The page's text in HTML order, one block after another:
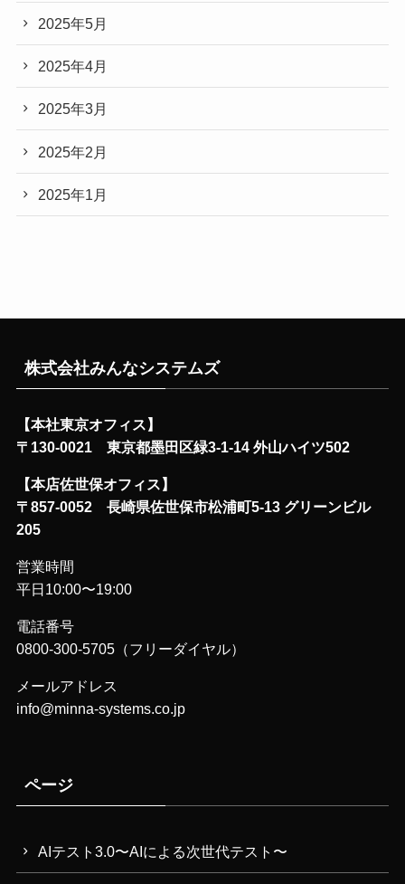
2025年5月
2025年4月
2025年3月
2025年2月
2025年1月
株式会社みんなシステムズ
【本社東京オフィス】
〒130-0021 東京都墨田区緑3-1-14 外山ハイツ502
【本店佐世保オフィス】
〒857-0052 長崎県佐世保市松浦町5-13 グリーンビル
205
営業時間
平日10:00〜19:00
電話番号
0800-300-5705（フリーダイヤル）
メールアドレス
info@minna-systems.co.jp
ページ
AIテスト3.0〜AIによる次世代テスト〜